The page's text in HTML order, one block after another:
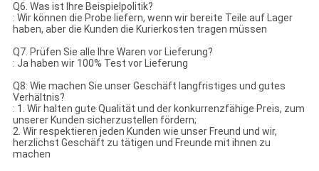
Q6. Was ist Ihre Beispielpolitik?
: Wir können die Probe liefern, wenn wir bereite Teile auf Lager
haben, aber die Kunden die Kurierkosten tragen müssen
Q7. Prüfen Sie alle Ihre Waren vor Lieferung?
: Ja haben wir 100% Test vor Lieferung
Q8: Wie machen Sie unser Geschäft langfristiges und gutes
Verhältnis?
: 1. Wir halten gute Qualität und der konkurrenzfähige Preis, zum
unserer Kunden sicherzustellen fördern;
2. Wir respektieren jeden Kunden wie unser Freund und wir,
herzlichst Geschäft zu tätigen und Freunde mit ihnen zu
machen